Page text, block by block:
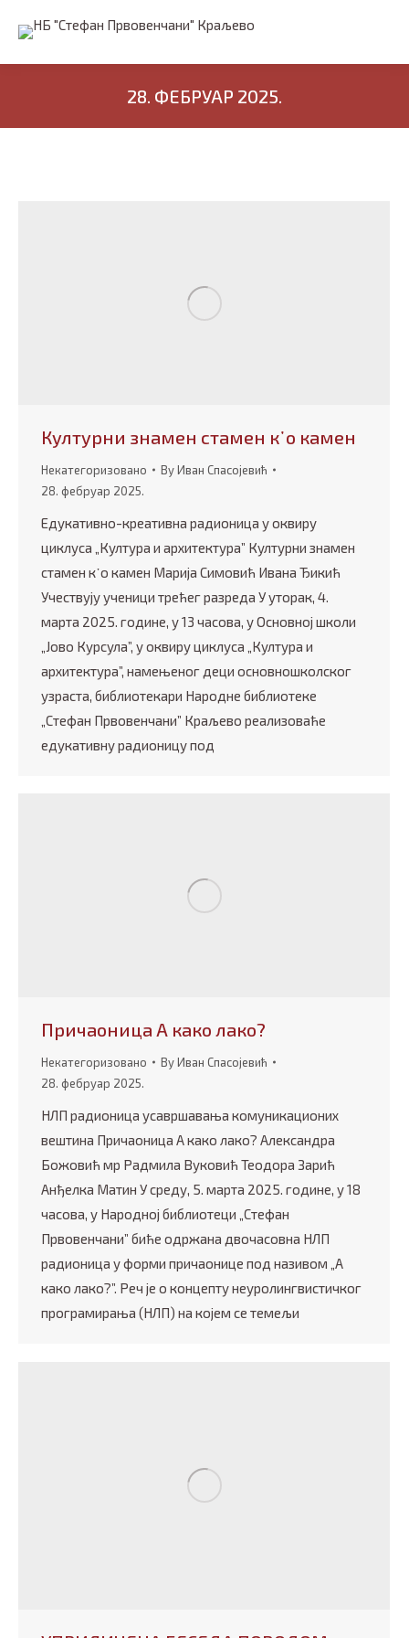
28. ФЕБРУАР 2025.
Културни знамен стамен к᾿о камен
Некатегоризовано ByИван Спасојевић
28. фебруар 2025.
Едукативно-креативна радионица у оквиру
циклуса „Култура и архитектура” Културни знамен
стамен к᾿о камен Марија Симовић Ивана Ђикић
Учествују ученици трећег разреда У уторак, 4.
марта 2025. године, у 13 часова, у Основној школи
„Јово Курсула”, у оквиру циклуса „Култура и
архитектура”, намењеног деци основношколског
узраста, библиотекари Народне библиотеке
„Стефан Првовенчани” Краљево реализоваће
едукативну радионицу под
Причаоница А како лако?
Некатегоризовано ByИван Спасојевић
28. фебруар 2025.
НЛП радионица усавршавања комуникaционих
вештина Причаоница А како лако? Александра
Божовић мр Радмила Вуковић Теодора Зарић
Анђелка Матин У среду, 5. марта 2025. године, у 18
часова, у Народној библиотеци „Стефан
Првовенчани” биће одржана двочасовна НЛП
радионица у форми причаонице под називом „А
како лако?”. Реч је о концепту неуролингвистичког
програмирања (НЛП) на којем се темељи